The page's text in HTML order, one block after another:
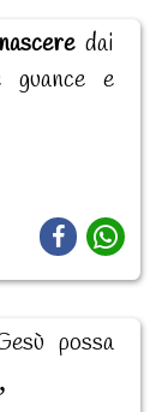
nasceredai
guance e
possa